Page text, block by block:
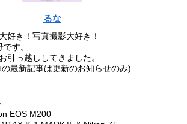
るな
好き！写真撮影大好き！
す。
引っ越ししてきました。
最新記事は更新のお知らせのみ)
EOS M200